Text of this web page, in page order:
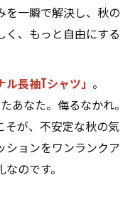
を一瞬で解決し、秋の
く、もっと自由にする
ル長袖Tシャツ」 。
あなた。侮るなかれ。
そが、不安定な秋の気
ションをワンランクア
のです。